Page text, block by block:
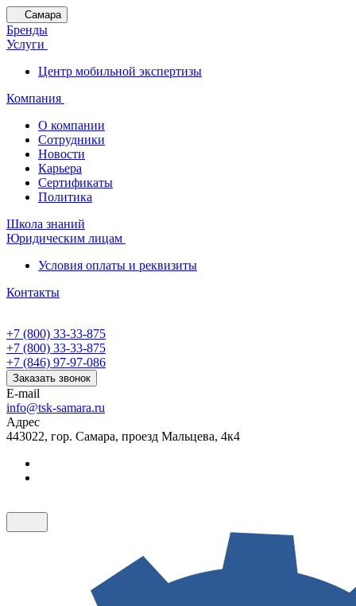
Самара
Бренды
Услуги
Центр мобильной экспертизы
Компания
О компании
Сотрудники
Новости
Карьера
Сертификаты
Политика
Школа знаний
Юридическим лицам
Условия оплаты и реквизиты
Контакты
+7 (800) 33-33-875
+7 (800) 33-33-875
+7 (846) 97-97-086
Заказать звонок
E-mail
info@tsk-samara.ru
Адрес
443022, гор. Самара, проезд Мальцева, 4к4